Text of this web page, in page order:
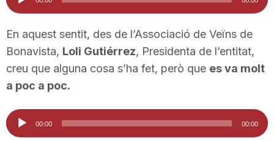
d'àudio
En aquest sentit, des de l’Associació de Veïns de
Bonavista, Loli Gutiérrez, Presidenta de l’entitat,
creu que alguna cosa s’ha fet, però que es va molt
a poc a poc.
Reproductor
d'àudio
00:00 00:00